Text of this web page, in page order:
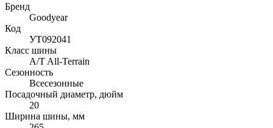
Бренд
Goodyear
Код
УТ092041
Класс шины
A/T All-Terrain
Сезонность
Всесезонные
Посадочный диаметр, дюйм
20
Ширина шины, мм